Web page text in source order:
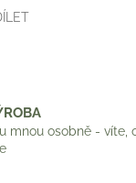
mnou osobně - víte,